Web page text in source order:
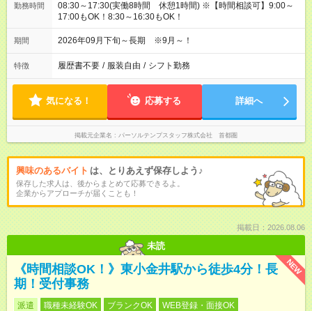
勤務時間
08:30～17:30(実働8時間 休憩1時間) ※【時間相談可】9:00～
17:00もOK！8:30～16:30もOK！
期間 2026年09月下旬～長期 ※9月～！
特徴 履歴書不要 / 服装自由 / シフト勤務
気になる！ 応募する 詳細へ
掲載元企業名 パーソルテンプスタッフ株式会社 首都圏
興味のあるバイト は、とりあえず保存しよう♪
保存した求人は、後からまとめて応募できるよ。
企業からアプローチが届くことも！
掲載日：2026.08.06
未読
NEW
《時間相談OK！》東小金井駅から徒歩4分！長
期！受付事務
派遣 職種未経験OK ブランクOK WEB登録・面接OK